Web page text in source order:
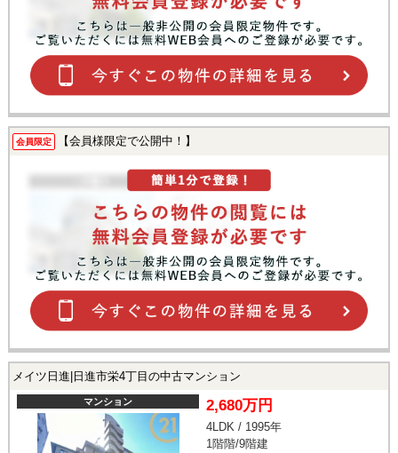
会員限定 【会員様限定で公開中！】
メイツ日進|日進市栄4丁目の中古マンション
マンション 2,680万円
4LDK / 1995年
1階階/9階建